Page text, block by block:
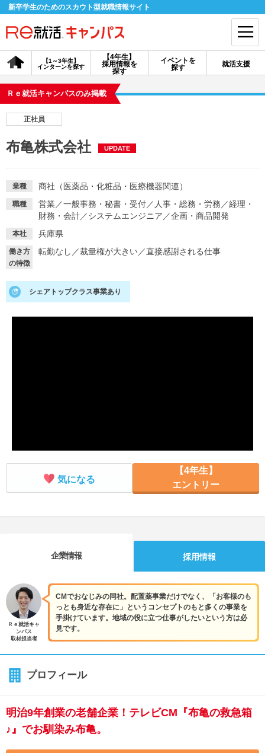
新卒学生のためのスカウト型就職情報サイト
【4年生】
採用情報を
探す
【1～3年生】
インターンを探す
イベントを
探す
就活支援
会員登録 ログイン
探す
イベントを探す スカウト お知らせ
就活ノウハウ・サポート
就活支援
就活ノウハウが満載！
Ｒｅ就活キャンパスのみ掲載
正社員
布亀株式会社 UPDATE
業種 商社（医薬品・化粧品・医療機器関連）
職種 営業／一般事務・秘書・受付／ 人事・総務・労務 ／経理・
財務・会計／システムエンジニア ／企画・商品開発
本社 兵庫県
働き方
の特徴
転勤なし ／裁量権が大きい／直接感謝される仕事
シェアトップクラス事業あり
気になる
【4年生】
エントリー
企業情報 採用情報
CMでおなじみの同社。配置薬事業だけでなく、「お客様のも
っとも身近な存在に」というコンセプトのもと多くの事業を
手掛けています。地域の役に立つ仕事がしたいという方は必
見です。
Ｒｅ就活キャ
ンパス
取材担当者
プロフィール
明治9年創業の老舗企業！テレビCM『布亀の救急箱
♪』でお馴染み布亀。